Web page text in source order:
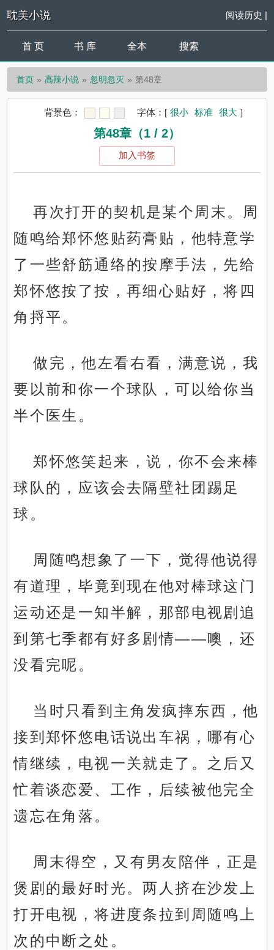
耽美小说 阅读历史 |
首 页 书 库 全本 搜索
首页 高辣小说 忽明忽灭 第48章
背景色： 字体： [ 很小 标准 很大 ]
第48章（1 / 2）
加入书签
再次打开的契机是某个周末。周
随鸣给郑怀悠贴药膏贴，他特意学
了一些舒筋通络的按摩手法，先给
郑怀悠按了按，再细心贴好，将四
角捋平。
做完，他左看右看，满意说，我
要以前和你一个球队，可以给你当
半个医生。
郑怀悠笑起来，说，你不会来棒
球队的，应该会去隔壁社团踢足
球。
周随鸣想象了一下，觉得他说得
有道理，毕竟到现在他对棒球这门
运动还是一知半解，那部电视剧追
到第七季都有好多剧情——噢，还
没看完呢。
当时只看到主角发疯摔东西，他
接到郑怀悠电话说出车祸，哪有心
情继续，电视一关就走了。之后又
忙着谈恋爱、工作，后续被他完全
遗忘在角落。
周末得空，又有男友陪伴，正是
煲剧的最好时光。两人挤在沙发上
打开电视，将进度条拉到周随鸣上
次的中断之处。